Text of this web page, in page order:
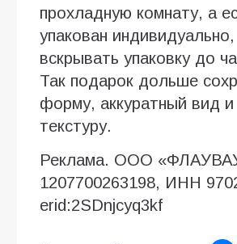
прохладную комнату, а
упакован
вскрывать упаковку до
Так подарок дольше
форму, аккуратный вид и
текстуру.
Реклама. ООО
1207700263198, ИНН
erid:2SDnjcyq3kf